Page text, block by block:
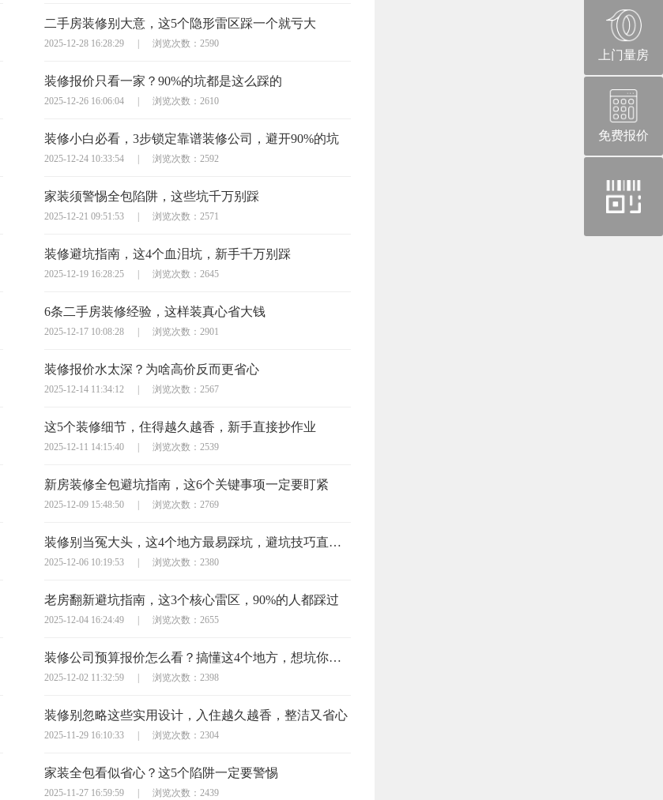
上门量房
免费报价
微
二手房装修别大意，这5个隐形雷区踩一个就亏大
2025-12-28 16:28:29 | 浏览次数：2590
装修报价只看一家？90%的坑都是这么踩的
2025-12-26 16:06:04 | 浏览次数：2610
装修小白必看，3步锁定靠谱装修公司，避开90%的坑
2025-12-24 10:33:54 | 浏览次数：2592
家装须警惕全包陷阱，这些坑千万别踩
2025-12-21 09:51:53 | 浏览次数：2571
装修避坑指南，这4个血泪坑，新手千万别踩
2025-12-19 16:28:25 | 浏览次数：2645
6条二手房装修经验，这样装真心省大钱
2025-12-17 10:08:28 | 浏览次数：2901
装修报价水太深？为啥高价反而更省心
2025-12-14 11:34:12 | 浏览次数：2567
这5个装修细节，住得越久越香，新手直接抄作业
2025-12-11 14:15:40 | 浏览次数：2539
新房装修全包避坑指南，这6个关键事项一定要盯紧
2025-12-09 15:48:50 | 浏览次数：2769
装修别当冤大头，这4个地方最易踩坑，避坑技巧直接抄
2025-12-06 10:19:53 | 浏览次数：2380
老房翻新避坑指南，这3个核心雷区，90%的人都踩过
2025-12-04 16:24:49 | 浏览次数：2655
装修公司预算报价怎么看？搞懂这4个地方，想坑你都难
2025-12-02 11:32:59 | 浏览次数：2398
装修别忽略这些实用设计，入住越久越香，整洁又省心
2025-11-29 16:10:33 | 浏览次数：2304
家装全包看似省心？这5个陷阱一定要警惕
2025-11-27 16:59:59 | 浏览次数：2439